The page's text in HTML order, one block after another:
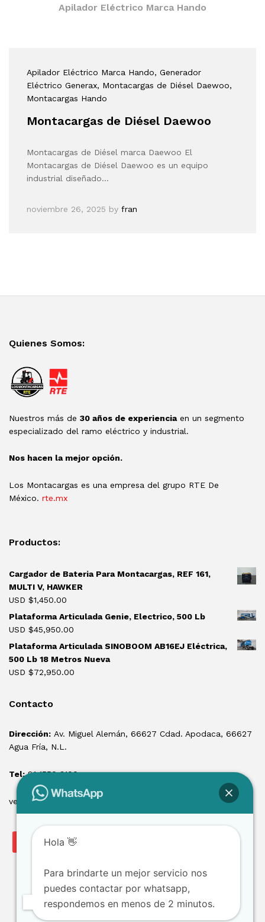
Apilador Eléctrico Marca Hando
Apilador Eléctrico Marca Hando, Generador
Eléctrico Generax, Montacargas de Diésel Daewoo,
Montacargas Hando
Montacargas de Diésel Daewoo
Montacargas de Diésel marca Daewoo El
Montacargas de Diésel Daewoo es un equipo
industrial diseñado…
noviembre 26, 2025 by fran
Quienes Somos:
Nuestros más de 30 años de experienciaen un segmento
especializado del ramo eléctrico y industrial.
Nos hacen la mejor opción.
Los Montacargas es una empresa del grupo RTE De
México. rte.mx
Productos:
Cargador de Bateria Para Montacargas, REF 161,
MULTI V, HAWKER
USD $1,450.00
Plataforma Articulada Genie, Electrico, 500 Lb
USD $45,950.00
Plataforma Articulada SINOBOOM AB16EJ Eléctrica,
500 Lb 18 Metros Nueva
USD $72,950.00
Contacto
Dirección: Av. Miguel Alemán, 66627 Cdad. Apodaca, 66627
Agua Fría, N.L.
Tel:81 1550 3100
ventas@losmontacargas.mx
Hola 👋
Para brindarte un mejor servicio nos
puedes contactar por whatsapp,
respondemos en menos de 2 minutos.